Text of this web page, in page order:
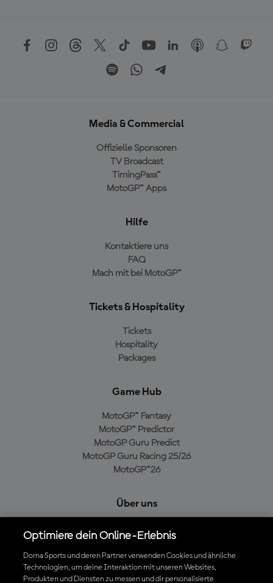
Media & Commercial
Offizielle Sponsoren
TV Broadcast
TimingPass™
MotoGP™ Apps
Hilfe
Kontaktiere uns
FAQ
Mach mit bei MotoGP™
Tickets & Hospitality
Tickets
Hospitality
Packages
Game Hub
MotoGP™ Fantasy
MotoGP™ Predictor
MotoGP Guru Predict
MotoGP Guru Racing 25/26
MotoGP™26
Über uns
Cookie-Richtlinien
Geschäftsbedingungen
Datenschutzrichtlinien
Optimiere dein Online-Erlebnis
Dorna Sports und deren Partner verwenden Cookies und ähnliche
Technologien, um deine Interaktion mit unseren Websites,
Produkten und Diensten zu messen und dir personalisierte